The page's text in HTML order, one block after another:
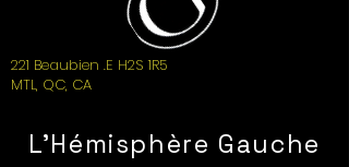
221 Beaubien .E H2S 1R5
MTL, QC, CA
L'Hémisphère Gauche